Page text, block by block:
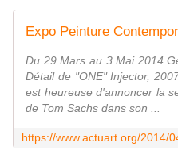
Du 29 Mars au 3 Mai 2014
Détail de "ONE" Injector,
est heureuse d'annoncer la
de Tom Sachs dans son ...